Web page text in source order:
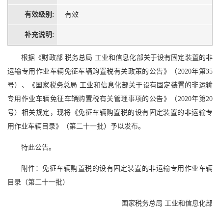
有效级别: 有效
补充说明:
根据《财政部 税务总局 工业和信息化部关于设有固定装置的非
运输专用作业车辆免征车辆购置税有关政策的公告》（2020年第35
号）、《国家税务总局 工业和信息化部关于设有固定装置的非运输
专用作业车辆免征车辆购置税有关管理事项的公告》（2020年第20
号）相关规定，现将《免征车辆购置税的设有固定装置的非运输专
用作业车辆目录》（第二十一批）予以发布。
特此公告。
附件：免征车辆购置税的设有固定装置的非运输专用作业车辆
目录（第二十一批）
国家税务总局 工业和信息化部